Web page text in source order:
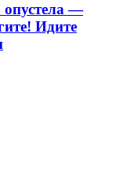
опустела —
Идите